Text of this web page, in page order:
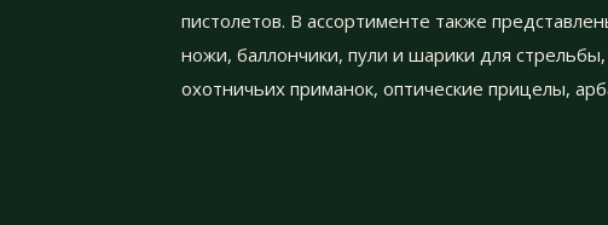
пистолетов. В ассортименте также
ножи, баллончики, пули и шарики для
охотничьих приманок, оптические прицелы,